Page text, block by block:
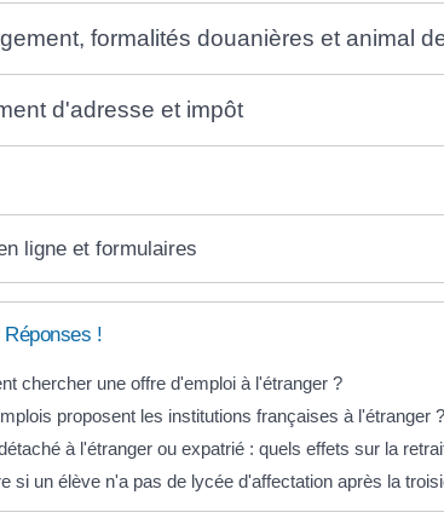
formalités douanières et animal
d'adresse et impôt
ligne et formulaires
!
chercher une offre d'emploi à l'étranger ?
proposent les institutions françaises à l'étranger ?
à l'étranger ou expatrié : quels effets sur la
si un élève n'a pas de lycée d'affectation après la